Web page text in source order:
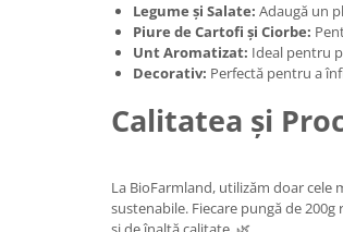
Legume și Salate: Adaugă un
Piure de Cartofi și Ciorbe:
Unt Aromatizat: Ideal pentru
Decorativ: Perfectă pentru a
Calitatea și
La BioFarmland, utilizăm doar cele
sustenabile. Fiecare pungă de